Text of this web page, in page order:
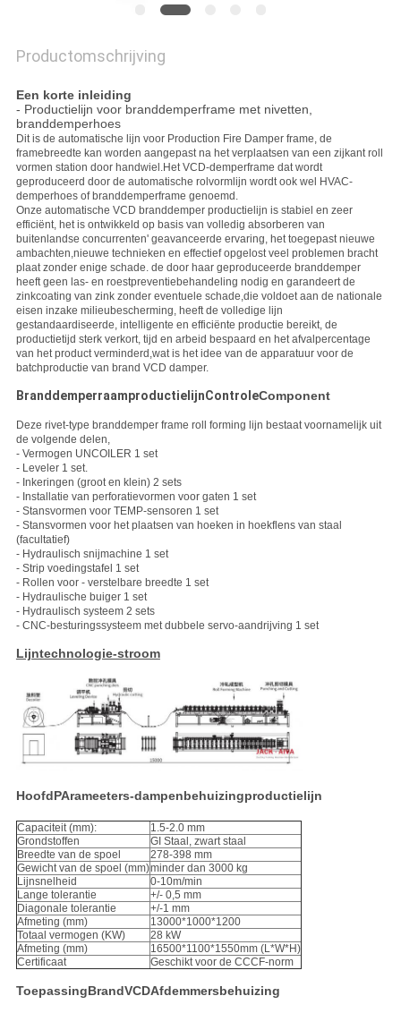
Productomschrijving
Een korte inleiding
- Productielijn voor branddemperframe met nivetten,
branddemperhoes
Dit is de automatische lijn voor Production Fire Damper frame, de
framebreedte kan worden aangepast na het verplaatsen van een zijkant roll
vormen station door handwiel.Het VCD-demperframe dat wordt
geproduceerd door de automatische rolvormlijn wordt ook wel HVAC-
demperhoes of branddemperframe genoemd.
Onze automatische VCD branddemper productielijn is stabiel en zeer
efficiënt, het is ontwikkeld op basis van volledig absorberen van
buitenlandse concurrenten' geavanceerde ervaring, het toegepast nieuwe
ambachten,nieuwe technieken en effectief opgelost veel problemen bracht
plaat zonder enige schade. de door haar geproduceerde branddemper
heeft geen las- en roestpreventiebehandeling nodig en garandeert de
zinkcoating van zink zonder eventuele schade,die voldoet aan de nationale
eisen inzake milieubescherming, heeft de volledige lijn
gestandaardiseerde, intelligente en efficiënte productie bereikt, de
productietijd sterk verkort, tijd en arbeid bespaard en het afvalpercentage
van het product verminderd,wat is het idee van de apparatuur voor de
batchproductie van brand VCD damper.
BranddemperraamproductielijnControleComponent
Deze rivet-type branddemper frame roll forming lijn bestaat voornamelijk uit
de volgende delen,
- Vermogen UNCOILER 1 set
- Leveler 1 set.
- Inkeringen (groot en klein) 2 sets
- Installatie van perforatievormen voor gaten 1 set
- Stansvormen voor TEMP-sensoren 1 set
- Stansvormen voor het plaatsen van hoeken in hoekflens van staal
(facultatief)
- Hydraulisch snijmachine 1 set
- Strip voedingstafel 1 set
- Rollen voor - verstelbare breedte 1 set
- Hydraulische buiger 1 set
- Hydraulisch systeem 2 sets
- CNC-besturingssysteem met dubbele servo-aandrijving 1 set
Lijntechnologie-stroom
HoofdPArameeters-dampenbehuizingproductielijn
Capaciteit (mm):
1.5-2.0 mm
Grondstoffen
GI Staal, zwart staal
Breedte van de spoel
278-398 mm
Gewicht van de spoel (mm)minder dan 3000 kg
Lijnsnelheid
0-10m/min
Lange tolerantie
+/- 0,5 mm
Diagonale tolerantie
+/-1 mm
Afmeting (mm)
13000*1000*1200
Totaal vermogen (KW)
28 kW
Afmeting (mm)
16500*1100*1550mm (L*W*H)
Certificaat
Geschikt voor de CCCF-norm
ToepassingBrandVCDAfdemmersbehuizing